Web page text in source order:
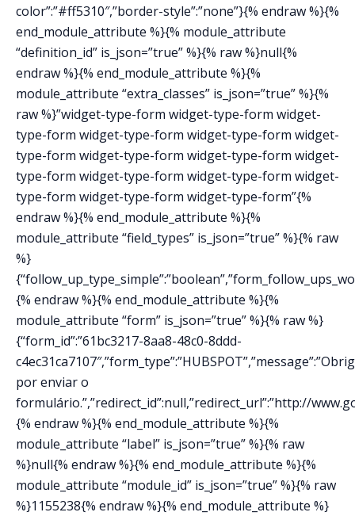
color”:”#ff5310″,”border-style”:”none”}{% endraw %}{%
end_module_attribute %}{% module_attribute
“definition_id” is_json=”true” %}{% raw %}null{%
endraw %}{% end_module_attribute %}{%
module_attribute “extra_classes” is_json=”true” %}{%
raw %}”widget-type-form widget-type-form widget-
type-form widget-type-form widget-type-form widget-
type-form widget-type-form widget-type-form widget-
type-form widget-type-form widget-type-form widget-
type-form widget-type-form widget-type-form”{%
endraw %}{% end_module_attribute %}{%
module_attribute “field_types” is_json=”true” %}{% raw
%}
{% endraw %}{% end_module_attribute %}{%
module_attribute “form” is_json=”true” %}{% raw %}
{“form_id”:”61bc3217-8aa8-48c0-8ddd-
por enviar o
formulário.”,”redirect_id”:null,”redirect_url”:”http://
{% endraw %}{% end_module_attribute %}{%
module_attribute “label” is_json=”true” %}{% raw
%}null{% endraw %}{% end_module_attribute %}{%
module_attribute “module_id” is_json=”true” %}{% raw
%}1155238{% endraw %}{% end_module_attribute %}